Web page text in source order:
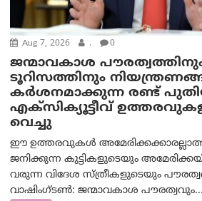
Aug 7, 2026 . 0
ജന്മാവകാശ
ടൂറിസത്തിനും
കർശനമാക്കുന്ന രണ്ട്
എക്സിക്യൂട്ടീവ്
വെച്ചു
ഈ ഉത്തരവുകൾ
ജനിക്കുന്ന കുട്ടികളുടെയും
വരുന്ന വിദേശ സ്ത്രീകളുടെയും
വാഷിംഗ്ടണ്‍: ജന്മാവകാശ പൗരത്വവും...